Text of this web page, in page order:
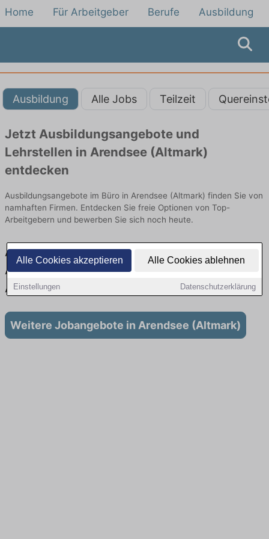
Alle Cookies akzeptieren Alle Cookies ablehnen
Einstellungen Datenschutzerklärung
Home Für Arbeitgeber Berufe Ausbildung
Ausbildung Alle Jobs Teilzeit
Jetzt Ausbildungsangebote und
Lehrstellen in Arendsee (Altmark)
entdecken
Ausbildungsangebote im Büro in Arendsee (Altmark) finden Sie von
namhaften Firmen. Entdecken Sie freie Optionen von Top-
Arbeitgebern und bewerben Sie sich noch heute.
Ausbildung in Arendsee (Altmark) im Büro:
Aktuell gibt es keine Stellenangebote für
Ausbildung in Arendsee (Altmark)
Weitere Jobangebote in Arendsee (Altmark)